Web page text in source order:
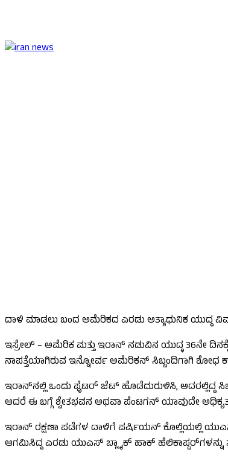
ದಾಳಿ ಮಾಡಲು ಬಂದ ಅಮೆರಿಕದ ಎರಡು ಅತ್ಯಾಧುನಿಕ ಯುದ್ಧ
ಇಸ್ರೇಲ್ – ಅಮೆರಿಕ ಮತ್ತು ಇರಾನ್ ನಡುವಿನ ಯುದ್ಧ 36ನೇ
ನಾಪತ್ತೆಯಾಗಿರುವ ಇನ್ನೋರ್ವ ಅಮೆರಿಕನ್ ಸಿಬ್ಬಂದಿಗಾಗಿ ಶೋಧ
ಇರಾನ್​​ನಲ್ಲಿ ಒಂದು ಫೈಟರ್ ಜೆಟ್ ಹೊಡೆದುರುಳಿಸಿ, ಅದರಲ್ಲಿದ್ದ
ಆದರೆ ಈ ಬಗ್ಗೆ ಶ್ವೇತಭವನ ಅಥವಾ ಪೆಂಟಗನ್ ಯಾವುದೇ
ಇರಾನ್ ರಕ್ಷಣಾ ಪಡೆಗಳ ದಾಳಿಗೆ ಪರ್ಷಿಯನ್ ಕೊಲ್ಲಿಯಲ್ಲಿ
ಆಗಮಿಸಿದ್ದ ಎರಡು ಯುಎಸ್ ಬ್ಲ್ಯಾಕ್ ಹಾಕ್